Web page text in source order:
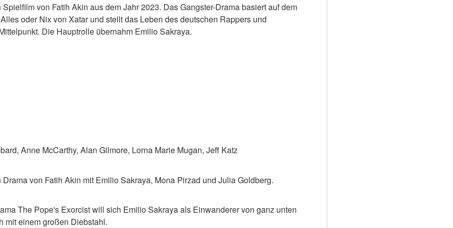
von Fatih Akin aus dem Jahr 2023. Das Gangster-Drama basiert auf dem
oder Nix von Xatar und stellt das Leben des deutschen Rappers und
Die Hauptrolle übernahm Emilio Sakraya.
Anne McCarthy, Alan Gilmore, Lorna Marie Mugan, Jeff Katz
von Fatih Akin mit Emilio Sakraya, Mona Pirzad und Julia Goldberg.
The Pope's Exorcist will sich Emilio Sakraya als Einwanderer von ganz unten
mit einem großen Diebstahl.